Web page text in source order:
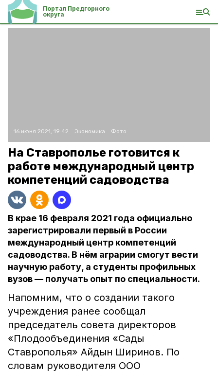
Портал Предгорного
округа
16 июня 2021, 19:42 Экономика Фото:
На Ставрополье готовится к
работе международный центр
компетенций садоводства
В крае 16 февраля 2021 года официально
зарегистрировали первый в России
международный центр компетенций
садоводства. В нём аграрии смогут вести
научную работу, а студенты профильных
вузов — получать опыт по специальности.
Напомним, что о создании такого
учреждения ранее сообщал
председатель совета директоров
«Плодообъединения «Сады
Ставрополья» Айдын Ширинов. По
словам руководителя ООО